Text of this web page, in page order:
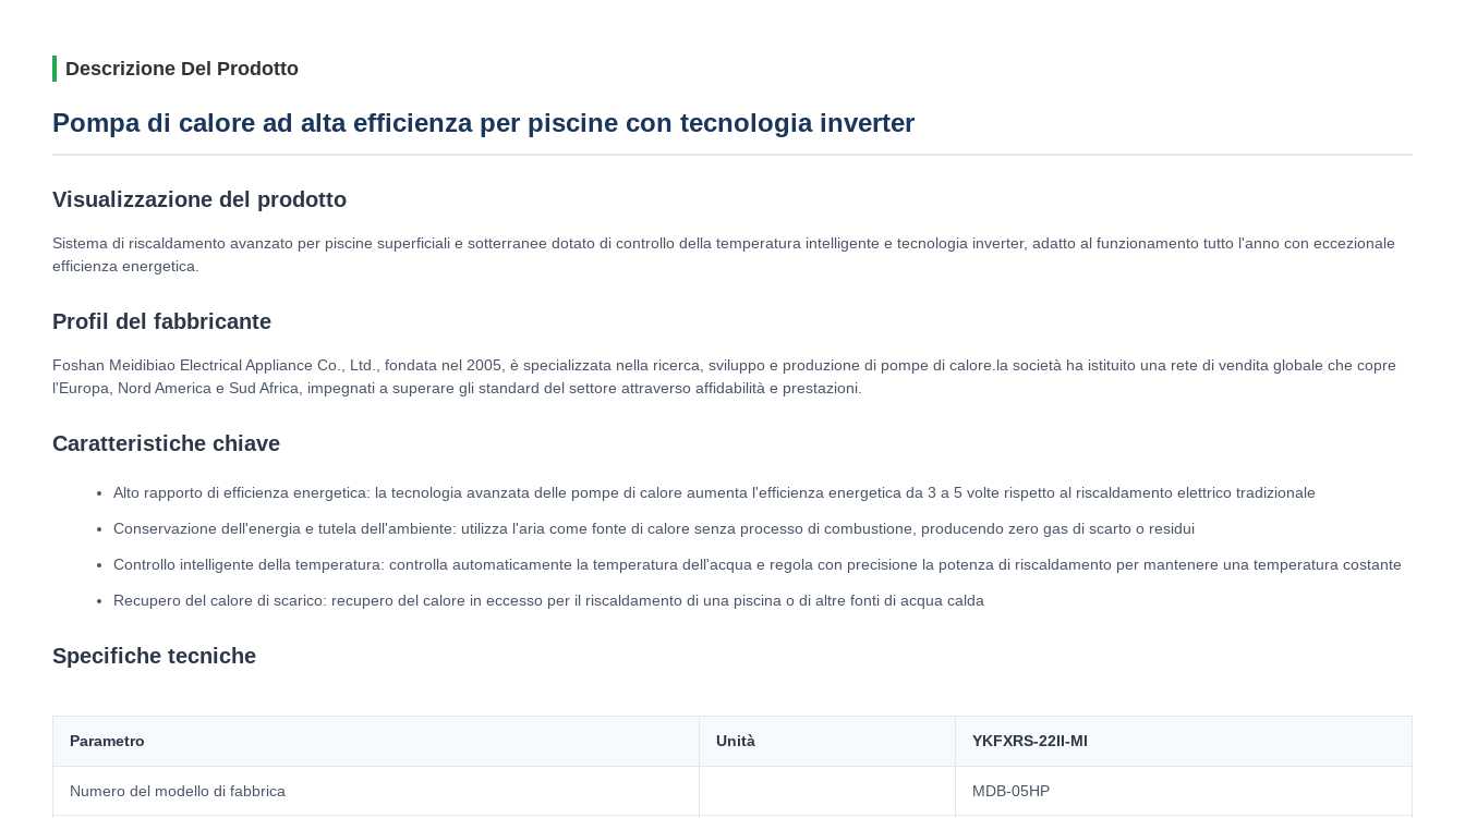
Descrizione Del Prodotto
Pompa di calore ad alta efficienza per piscine con tecnologia inverter
Visualizzazione del prodotto
Sistema di riscaldamento avanzato per piscine superficiali e sotterranee dotato di controllo della temperatura intelligente e tecnologia inverter, adatto al funzionamento tutto l'anno con eccezionale
efficienza energetica.
Profil del fabbricante
Foshan Meidibiao Electrical Appliance Co., Ltd., fondata nel 2005, è specializzata nella ricerca, sviluppo e produzione di pompe di calore.la società ha istituito una rete di vendita globale che copre
l'Europa, Nord America e Sud Africa, impegnati a superare gli standard del settore attraverso affidabilità e prestazioni.
Caratteristiche chiave
Alto rapporto di efficienza energetica: la tecnologia avanzata delle pompe di calore aumenta l'efficienza energetica da 3 a 5 volte rispetto al riscaldamento elettrico tradizionale
Conservazione dell'energia e tutela dell'ambiente: utilizza l'aria come fonte di calore senza processo di combustione, producendo zero gas di scarto o residui
Controllo intelligente della temperatura: controlla automaticamente la temperatura dell'acqua e regola con precisione la potenza di riscaldamento per mantenere una temperatura costante
Recupero del calore di scarico: recupero del calore in eccesso per il riscaldamento di una piscina o di altre fonti di acqua calda
Specifiche tecniche
Parametro Unità YKFXRS-22II-MI
Numero del modello di fabbrica MDB-05HP